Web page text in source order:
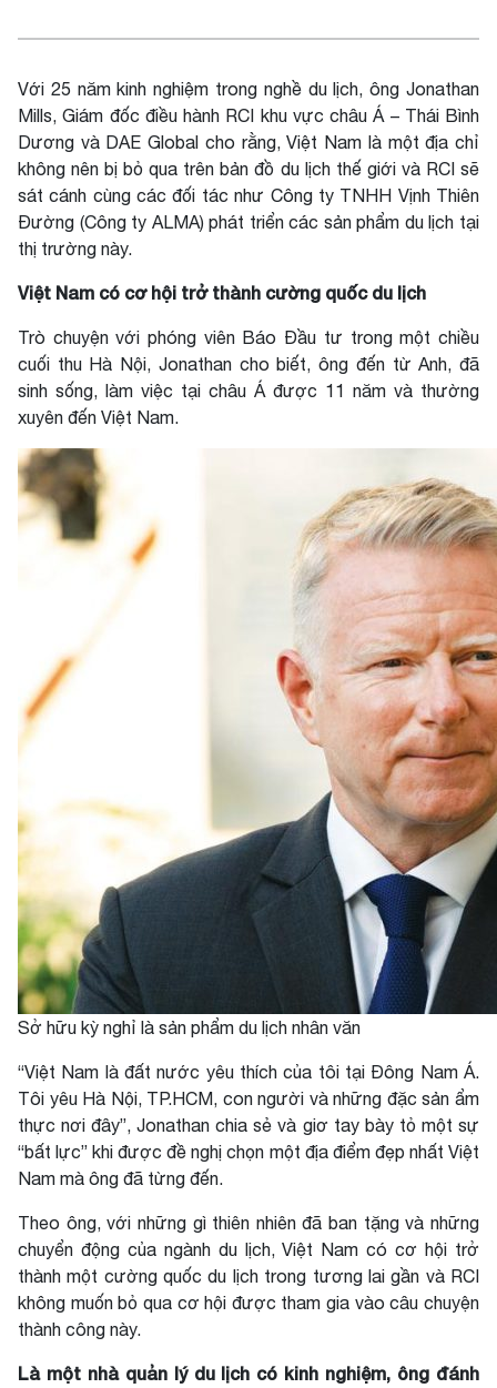
Với 25 năm kinh nghiệm trong nghề du lịch, ông Jonathan
Mills, Giám đốc điều hành RCI khu vực châu Á – Thái Bình
Dương và DAE Global cho rằng, Việt Nam là một địa chỉ
không nên bị bỏ qua trên bản đồ du lịch thế giới và RCI sẽ
sát cánh cùng các đối tác như Công ty TNHH Vịnh Thiên
Đường (Công ty ALMA) phát triển các sản phẩm du lịch tại
thị trường này.
Việt Nam có cơ hội trở thành cường quốc du lịch
Trò chuyện với phóng viên Báo Đầu tư trong một chiều
cuối thu Hà Nội, Jonathan cho biết, ông đến từ Anh, đã
sinh sống, làm việc tại châu Á được 11 năm và thường
xuyên đến Việt Nam.
Sở hữu kỳ nghỉ là sản phẩm du lịch nhân văn
“Việt Nam là đất nước yêu thích của tôi tại Đông Nam Á.
Tôi yêu Hà Nội, TP.HCM, con người và những đặc sản ẩm
thực nơi đây”, Jonathan chia sẻ và giơ tay bày tỏ một sự
“bất lực” khi được đề nghị chọn một địa điểm đẹp nhất Việt
Nam mà ông đã từng đến.
Theo ông, với những gì thiên nhiên đã ban tặng và những
chuyển động của ngành du lịch, Việt Nam có cơ hội trở
thành một cường quốc du lịch trong tương lai gần và RCI
không muốn bỏ qua cơ hội được tham gia vào câu chuyện
thành công này.
Là một nhà quản lý du lịch có kinh nghiệm, ông đánh